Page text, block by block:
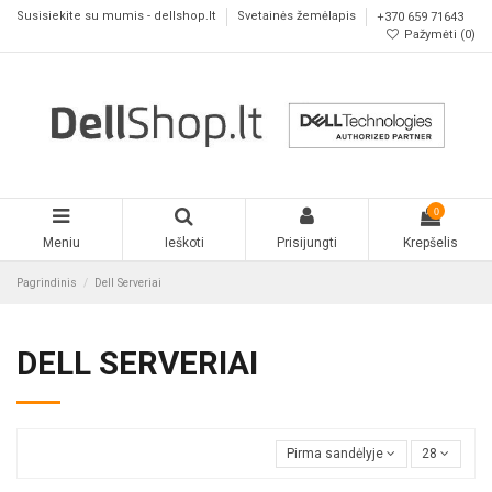
Susisiekite su mumis - dellshop.lt Svetainės žemėlapis
+370 659 71643
Pažymėti (0)
Meniu Ieškoti Prisijungti
0
Krepšelis
Pagrindinis Dell Serveriai
DELL SERVERIAI
Pirma sandėlyje 28